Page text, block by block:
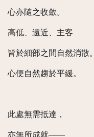
心亦隨之收斂。
高低、遠近、主客
皆於細部之間自然消散。
心便自然趨於平緩。
此處無需抵達，
亦無所成就——